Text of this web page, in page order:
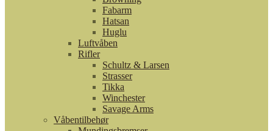
Fabarm
Hatsan
Huglu
Luftvåben
Rifler
Schultz & Larsen
Strasser
Tikka
Winchester
Savage Arms
Våbentilbehør